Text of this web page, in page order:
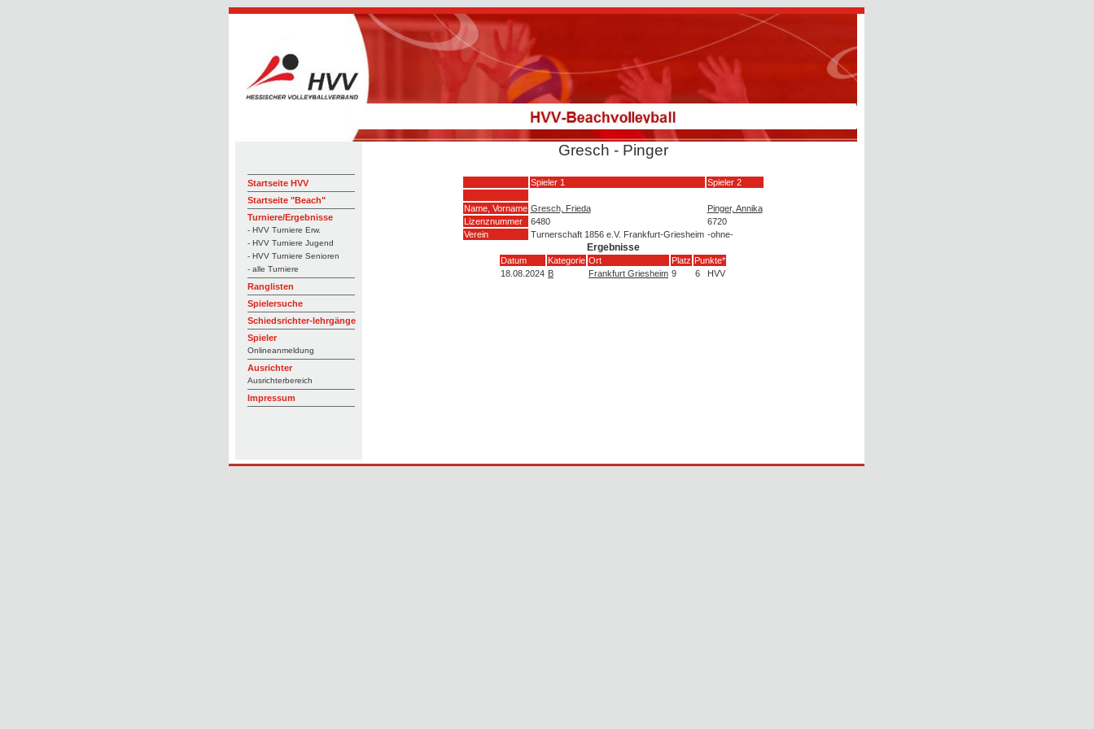
Startseite HVV
Startseite "Beach"
Turniere/Ergebnisse
- HVV Turniere Erw.
- HVV Turniere Jugend
- HVV Turniere Senioren
- alle Turniere
Ranglisten
Spielersuche
Schiedsrichter-lehrgänge
Spieler
Onlineanmeldung
Ausrichter
Ausrichterbereich
Impressum
Gresch - Pinger
Spieler 1 Spieler 2
Name, Vorname Gresch, Frieda
Pinger, Annika
Lizenznummer
6480
6720
Verein
Turnerschaft 1856 e.V. Frankfurt-Griesheim -ohne-
Ergebnisse
Datum Kategorie Ort Platz Punkte*
18.08.2024 B Frankfurt Griesheim 9 6 HVV